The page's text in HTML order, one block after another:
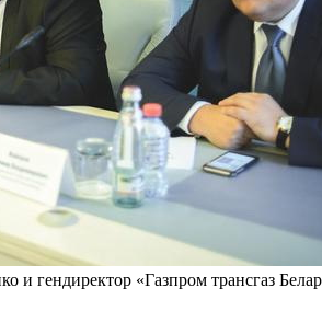
и гендиректор «Газпром трансгаз